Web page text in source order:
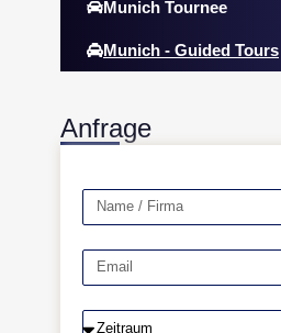
Munich Tournee
Munich - Guided Tours
Anfrage